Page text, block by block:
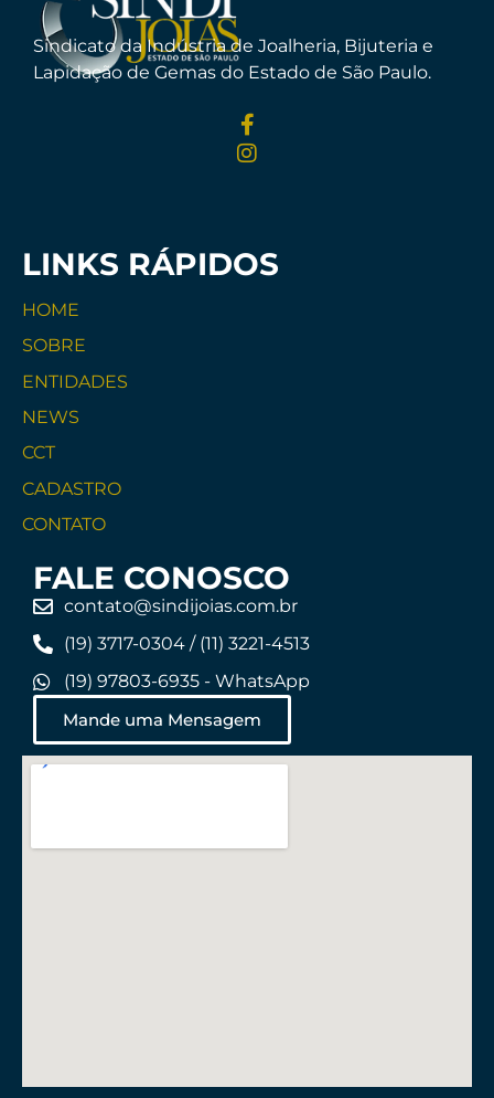
Sindicato da Indústria de Joalheria, Bijuteria e
Lapidação de Gemas do Estado de São Paulo.
LINKS RÁPIDOS
HOME
SOBRE
ENTIDADES
NEWS
CCT
CADASTRO
CONTATO
FALE CONOSCO
contato@sindijoias.com.br
(19) 3717-0304 / (11) 3221-4513
(19) 97803-6935 - WhatsApp
Mande uma Mensagem